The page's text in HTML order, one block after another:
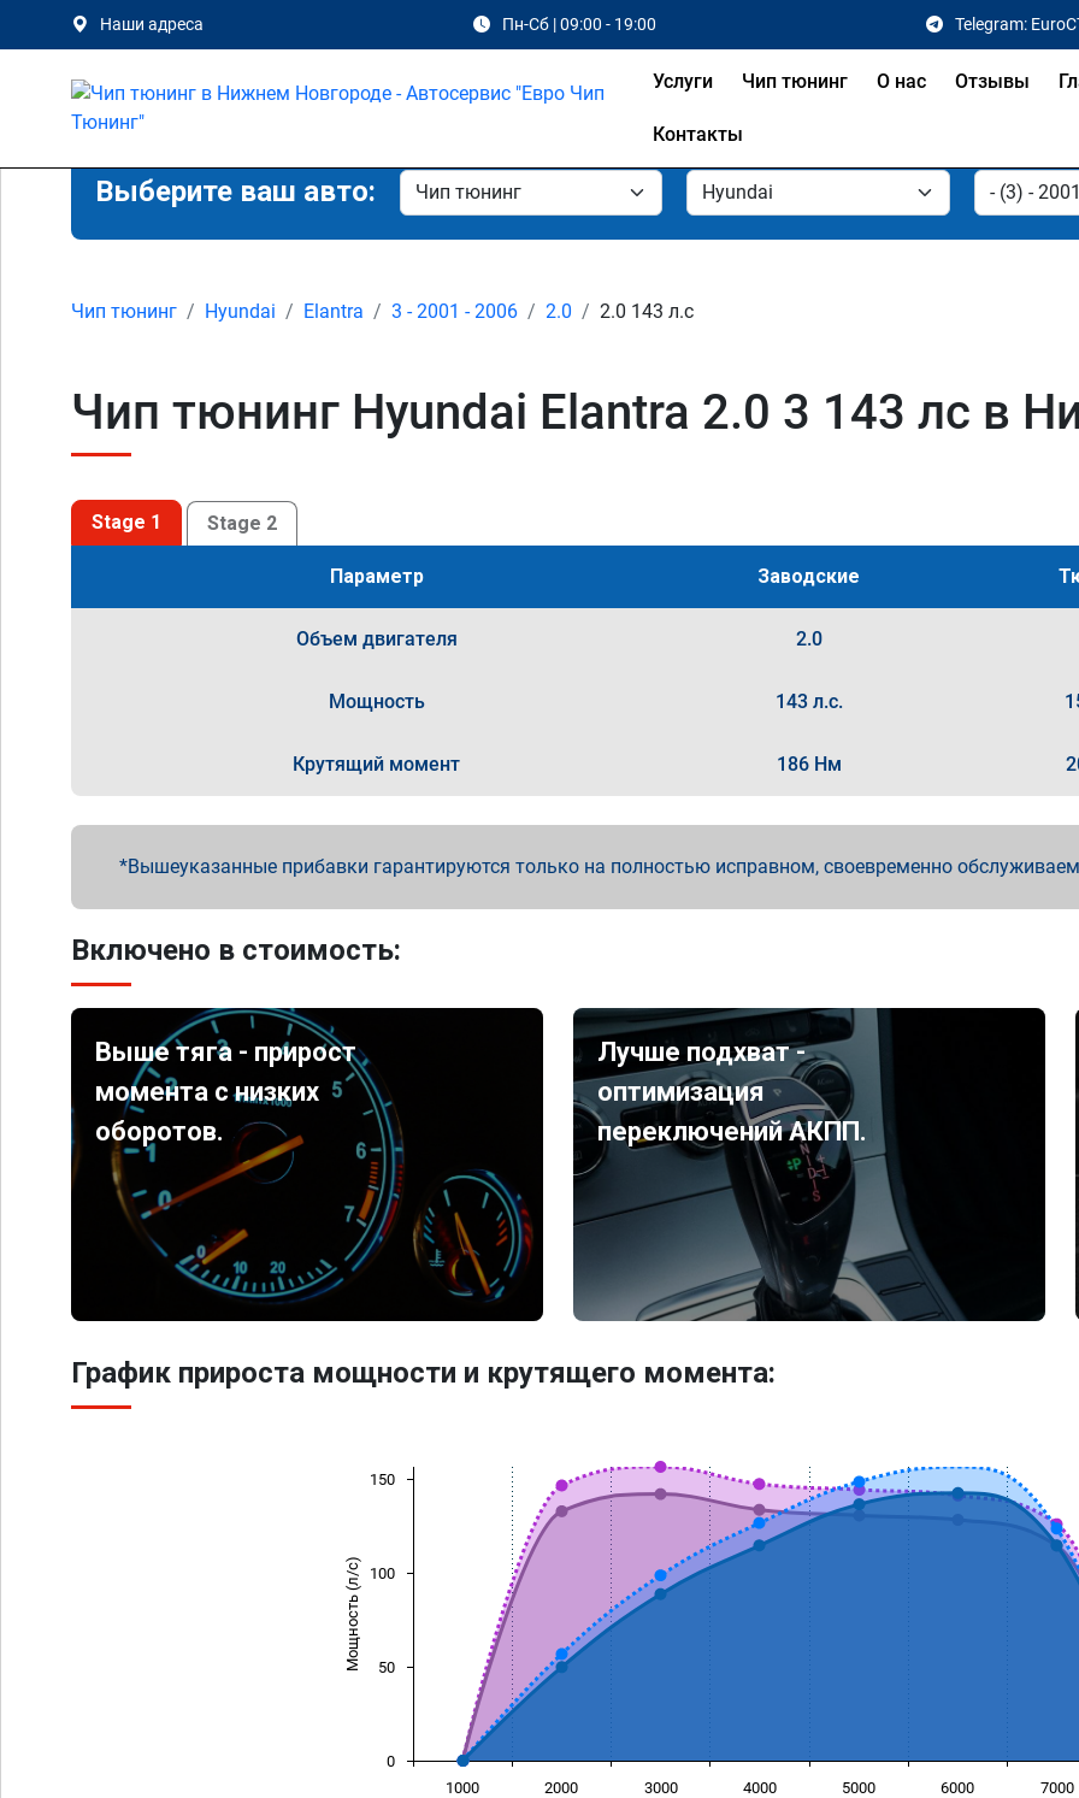
Наши адреса Пн-Сб | 09:00 - 19:00 Telegram:
Услуги Чип тюнинг О нас Отзывы
Контакты
Выберите ваш авто:
Чип тюнинг Hyundai Elantra 3 - 2001 - 2006 2.0 2.0 143 л.с
Чип тюнинг Hyundai Elantra 2.0 3 143 лс в
Stage 1 Stage 2
Параметр Заводские
Объем двигателя 2.0
Мощность 143 л.с.
Крутящий момент 186 Нм
Вышеуказанные прибавки гарантируются только на полностью исправном, своевременно
Включено в стоимость:
Выше тяга - прирост
момента с низких
оборотов.
Лучше подхват -
оптимизация
переключений АКПП.
График прироста мощности и крутящего момента:
Мощность (л/с)
1000 2000 3000 4000 5000 6000 7000
0
50
100
150